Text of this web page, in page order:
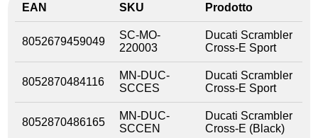
EAN SKU Prodotto
8052679459049
SC-MO-
220003
Ducati Scrambler
Cross-E Sport
8052870484116
MN-DUC-
SCCES
Ducati Scrambler
Cross-E Sport
8052870486165
MN-DUC-
SCCEN
Ducati Scrambler
Cross-E (Black)